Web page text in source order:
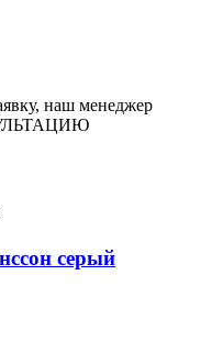
наш менеджер
серый